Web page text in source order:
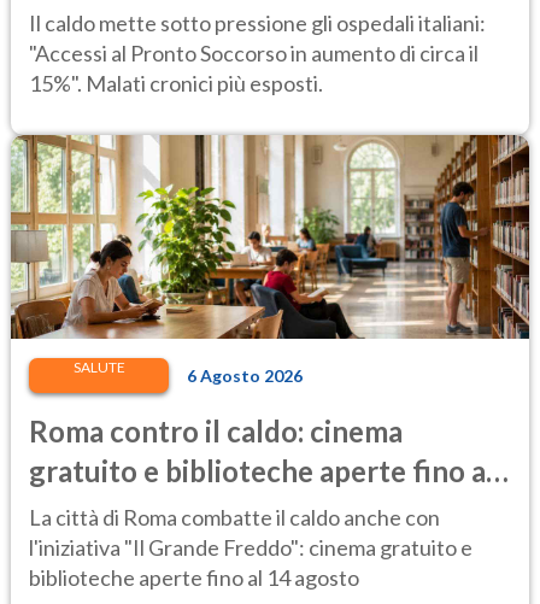
Soccorso"
Il caldo mette sotto pressione gli ospedali italiani:
"Accessi al Pronto Soccorso in aumento di circa il
15%". Malati cronici più esposti.
SALUTE 6 Agosto 2026
Roma contro il caldo: cinema
gratuito e biblioteche aperte fino al
14 agosto
La città di Roma combatte il caldo anche con
l'iniziativa "Il Grande Freddo": cinema gratuito e
biblioteche aperte fino al 14 agosto